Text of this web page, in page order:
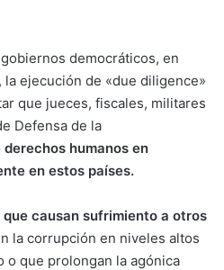
democráticos, en
la ejecución de «due diligence»
que jueces, fiscales, militares
Defensa de la
humanos en
en estos países.
que causan sufrimiento a otros
la corrupción en niveles altos
o que prolongan la agónica